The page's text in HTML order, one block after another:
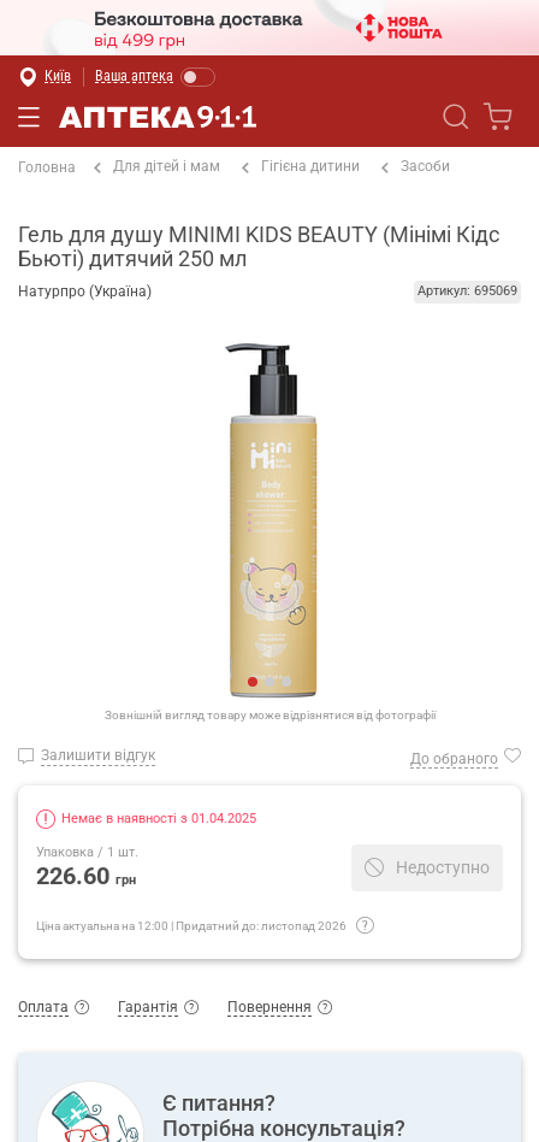
Київ Ваша аптека
Головна Для дітей і мам Гігієна дитини Засоби
Гель для душу MINIMI KIDS BEAUTY (Мінімі Кідс
Бьюті) дитячий 250 мл
Натурпро (Україна) Артикул: 695069
Зовнішній вигляд товару може відрізнятися від фотографії
Залишити відгук До обраного
Немає в наявності з 01.04.2025
Упаковка / 1 шт.
226.60 грн
Недоступно
Ціна актуальна на 12:00 | Придатний до: листопад 2026
Оплата Гарантія Повернення
Є питання?
Потрібна консультація?